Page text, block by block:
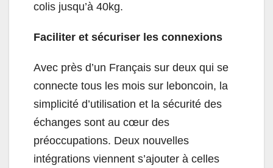
colis jusqu’à 40kg.
Faciliter et sécuriser les connexions
Avec près d’un Français sur deux qui se
connecte tous les mois sur leboncoin, la
simplicité d’utilisation et la sécurité des
échanges sont au cœur des
préoccupations. Deux nouvelles
intégrations viennent s’ajouter à celles